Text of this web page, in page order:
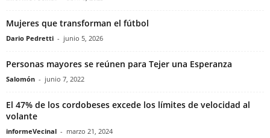
Mujeres que transforman el fútbol
Dario Pedretti - junio 5, 2026
Personas mayores se reúnen para Tejer una Esperanza
Salomón - junio 7, 2022
El 47% de los cordobeses excede los límites de velocidad al
volante
informeVecinal - marzo 21, 2024